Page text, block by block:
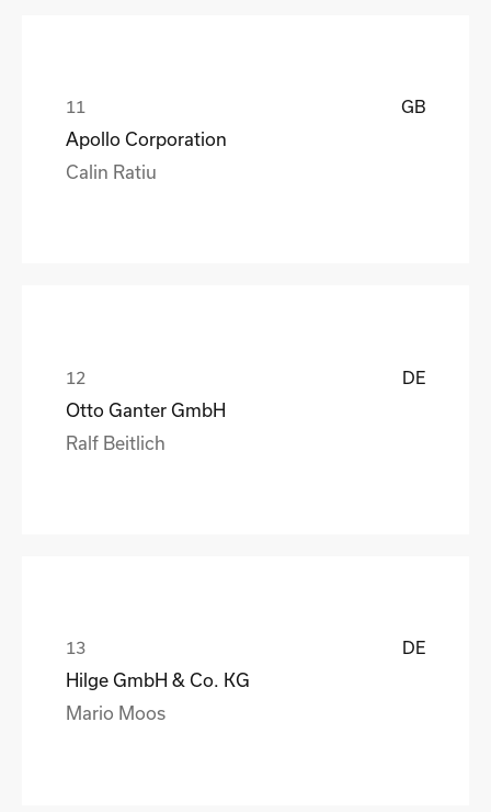
GB
Apollo Corporation
Calin Ratiu
DE
Otto Ganter GmbH
Ralf Beitlich
DE
Hilge GmbH & Co. KG
Mario Moos